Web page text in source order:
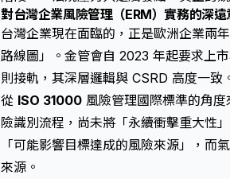
對台灣企業風險管理（ERM）實務的深遠
台灣企業現在面臨的，正是歐洲企業
路線圖」。金管會自 2023 年起要求上
則接軌，其深層邏輯與 CSRD 高度一致
從 ISO 31000 風險管理國際標準的角
險識別流程，尚未將「永續衝擊重大性
「可能影響目標達成的風險來源」，而
來源。